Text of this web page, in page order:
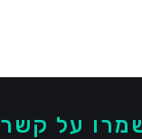
על קשר